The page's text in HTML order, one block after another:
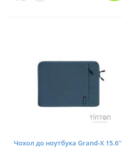
Чохол до ноутбука Grand-X 15.6''